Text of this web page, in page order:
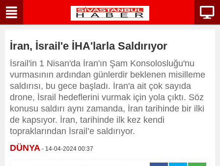
İran, İsrail'e İHA'larla Saldırıyor
İsrail'in 1 Nisan'da İran'ın Şam Konsolosluğu'nu
vurmasının ardından günlerdir beklenen misilleme
saldırısı, bu gece başladı. İran'a ait çok sayıda
drone, İsrail hedeflerini vurmak için yola çıktı. Söz
konusu saldırı aynı zamanda, İran tarihinde bir ilki
de kapsıyor. İran, tarihinde ilk kez kendi
topraklarından İsrail’e saldırıyor.
DÜNYA - 14-04-2024 00:37